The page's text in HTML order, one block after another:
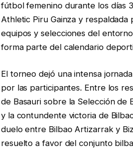
fútbol femenino durante los días
Athletic Piru Gainza y
equipos y selecciones del
forma parte del calendario
El torneo dejó una intensa
por las participantes. Entre los
de Basauri sobre la Selección
y la contundente victoria de
duelo entre Bilbao Artizarrak y
resuelto a favor del conjunto